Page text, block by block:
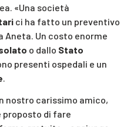
«Una società
ci ha fatto un preventivo
Aneta. Un costo enorme
o dallo Stato
presenti ospedali e un
.
nostro carissimo amico,
proposto di fare